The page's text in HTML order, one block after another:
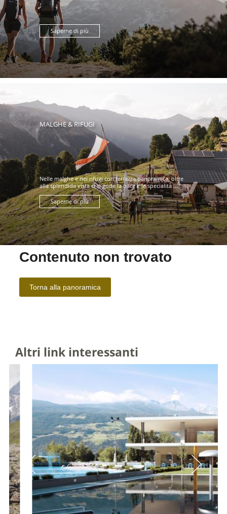
Saperne di più
MALGHE & RIFUGI
Nelle malghe e nei rifugi con terrazza panoramica, oltre
alla splendida vista ci si gode la pace e le specialità ...
Saperne di più
Altri link interessanti